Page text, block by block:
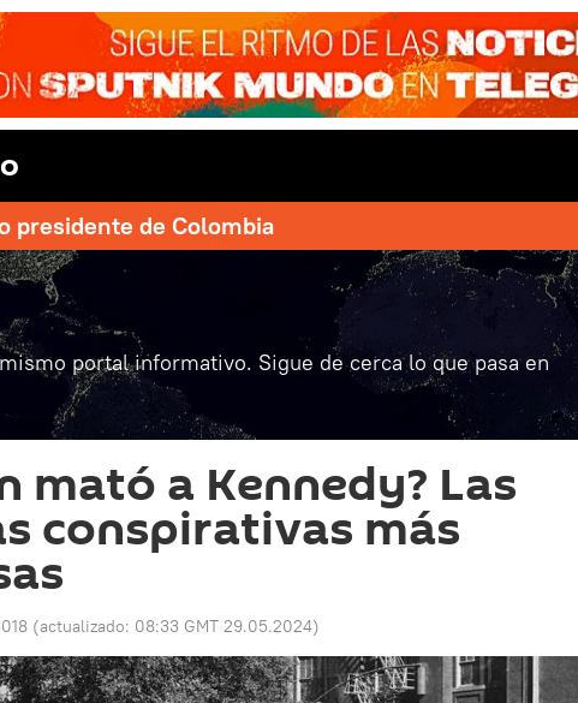
presidente de Colombia
portal informativo. Sigue de cerca lo que pasa en
mató a Kennedy? Las
conspirativas más
(actualizado: 08:33 GMT 29.05.2024)